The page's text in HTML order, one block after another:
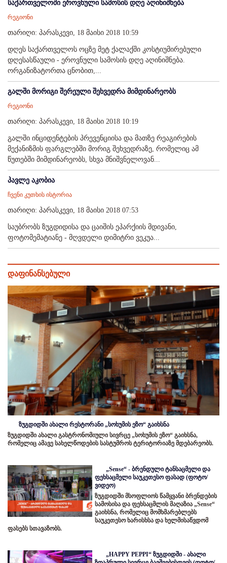
საქართველოში ეროვნული სამოსის დღე აღინიშნება
რეგიონი
თარიღი: პარასკევი, 18 მაისი 2018 10:59
დღეს საქართველოს ოცზე მეტ ქალაქში კოსტიუმირებული
დღესასწაული - ეროვნული სამოსის დღე აღინიშნება.
ორგანიზატორთა ცნობით,...
გალში მორიგი შერეული შეხვედრა მიმდინარეობს
რეგიონი
თარიღი: პარასკევი, 18 მაისი 2018 10:19
გალში ინციდენტების პრევენციისა და მათზე რეაგირების
მექანიზმის ფარგლებში მორიგ შეხვედრაზე, რომელიც ამ
წუთებში მიმდინარეობს, სხვა მნიშვნელოვან...
პავლე აკობია
ჩვენი კუთხის ისტორია
თარიღი: პარასკევი, 18 მაისი 2018 07:53
საუბრობს ზუგდიდისა და ცაიშის ეპარქიის მდივანი,
ფოტომემატიანე - მღვდელი დიმიტრი ვეკუა...
დაფინანსებული
ზუგდიდში ახალი რესტორანი „სოხუმის ეზო“ გაიხსნა
ზუგდიდში ახალი გასტრონომიული სივრცე „სოხუმის ეზო“ გაიხსნა,
რომელიც ამავე სახელწოდების სასტუმროს ტერიტორიაზე მდებარეობს.
„Sense“ - ბრენდული ტანსაცმელი და
ფეხსაცმელი საუკეთესო ფასად (ფოტო/
ვიდეო)
ზუგდიდში მსოფლიოს წამყვანი ბრენდების
სამოსისა და ფეხსაცმლის მაღაზია „Sense“
გაიხსნა, რომელიც მომხმარებლებს
საუკეთესო ხარისხსა და ხელმისაწვდომ
ფასებს სთავაზობს.
„HAPPY PEPPI“ ზუგდიდში - ახალი